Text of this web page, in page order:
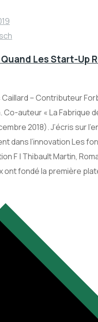
Les Start-Up
Caillard – Contributeur
Co-auteur « La Fabrique
2018). J’écris sur
dans l’innovation Les
F | Thibault Martin,
ont fondé la première